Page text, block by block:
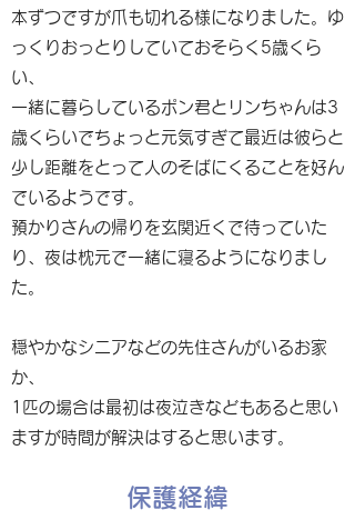
本ずつですが爪も切れる様になりました。ゆ
っくりおっとりしていておそらく5歳くら
い、
一緒に暮らしているポン君とリンちゃんは3
歳くらいでちょっと元気すぎて最近は彼らと
少し距離をとって人のそばにくることを好ん
でいるようです。
預かりさんの帰りを玄関近くで待っていた
り、夜は枕元で一緒に寝るようになりまし
た。
穏やかなシニアなどの先住さんがいるお家
か、
1匹の場合は最初は夜泣きなどもあると思い
ますが時間が解決はすると思います。
保護経緯